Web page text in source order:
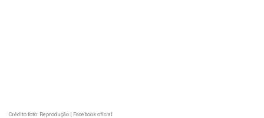
Crédito foto: Reprodução | Facebook oficial